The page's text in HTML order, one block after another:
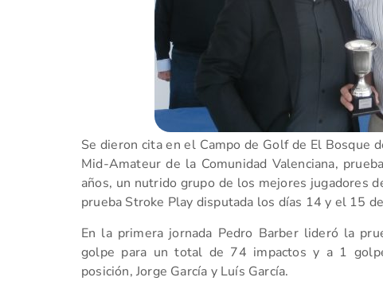
Se dieron cita en el Campo de Golf de El Bosque
Mid-Amateur de la Comunidad Valenciana,
años, un nutrido grupo de los mejores jugadores
prueba Stroke Play disputada los días 14 y el 15
En la primera jornada Pedro Barber lideró la
golpe para un total de 74 impactos y a 1
posición, Jorge García y Luís García.